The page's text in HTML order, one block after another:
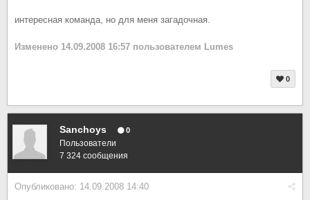
интересная команда, но для меня загадочная.
Изменено 14.09.2008 16:57 пользователем Lumes
0
Sanchoys 0
Пользователи
7 324 сообщения
Опубликовано: 14.09.2008 14:40